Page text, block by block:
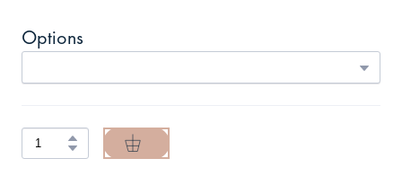
Options